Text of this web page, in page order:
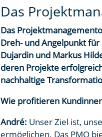
Das
Das
Dreh- und Angelpunkt
Dujardin und Markus
deren Projekte
nachhaltige
Wie profitieren
André: Unser Ziel ist,
ermöglichen. Das PMO